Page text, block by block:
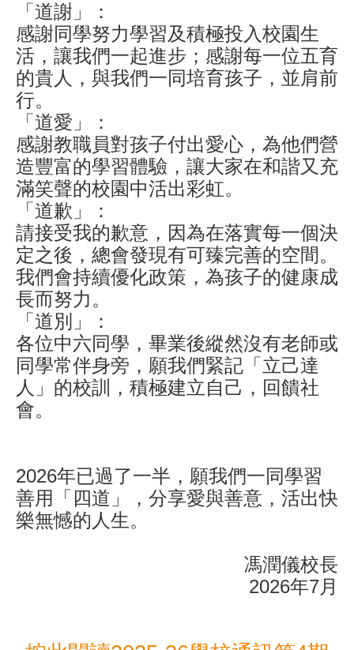
「道謝」：
感謝同學努力學習及積極投入校園生
活，讓我們一起進步；感謝每一位五育
的貴人，與我們一同培育孩子，並肩前
行。
「道愛」：
感謝教職員對孩子付出愛心，為他們營
造豐富的學習體驗，讓大家在和諧又充
滿笑聲的校園中活出彩虹。
「道歉」：
請接受我的歉意，因為在落實每一個決
定之後，總會發現有可臻完善的空間。
我們會持續優化政策，為孩子的健康成
長而努力。
「道別」：
各位中六同學，畢業後縱然沒有老師或
同學常伴身旁，願我們緊記「立己達
人」的校訓，積極建立自己，回饋社
會。
2026年已過了一半，願我們一同學習
善用「四道」，分享愛與善意，活出快
樂無憾的人生。
馮潤儀校長
2026年7月